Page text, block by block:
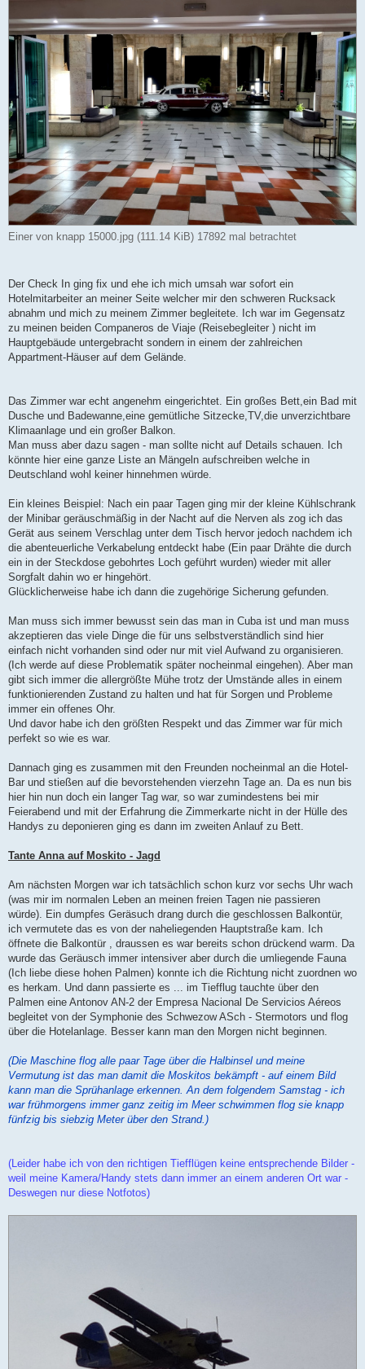
Einer von knapp 15000.jpg (111.14 KiB) 17892 mal betrachtet
Der Check In ging fix und ehe ich mich umsah war sofort ein
Hotelmitarbeiter an meiner Seite welcher mir den schweren Rucksack
abnahm und mich zu meinem Zimmer begleitete. Ich war im Gegensatz
zu meinen beiden Companeros de Viaje (Reisebegleiter ) nicht im
Hauptgebäude untergebracht sondern in einem der zahlreichen
Appartment-Häuser auf dem Gelände.
Das Zimmer war echt angenehm eingerichtet. Ein großes Bett,ein Bad mit
Dusche und Badewanne,eine gemütliche Sitzecke,TV,die unverzichtbare
Klimaanlage und ein großer Balkon.
Man muss aber dazu sagen - man sollte nicht auf Details schauen. Ich
könnte hier eine ganze Liste an Mängeln aufschreiben welche in
Deutschland wohl keiner hinnehmen würde.
Ein kleines Beispiel: Nach ein paar Tagen ging mir der kleine Kühlschrank
der Minibar geräuschmäßig in der Nacht auf die Nerven als zog ich das
Gerät aus seinem Verschlag unter dem Tisch hervor jedoch nachdem ich
die abenteuerliche Verkabelung entdeckt habe (Ein paar Drähte die durch
ein in der Steckdose gebohrtes Loch geführt wurden) wieder mit aller
Sorgfalt dahin wo er hingehört.
Glücklicherweise habe ich dann die zugehörige Sicherung gefunden.
Man muss sich immer bewusst sein das man in Cuba ist und man muss
akzeptieren das viele Dinge die für uns selbstverständlich sind hier
einfach nicht vorhanden sind oder nur mit viel Aufwand zu organisieren.
(Ich werde auf diese Problematik später nocheinmal eingehen). Aber man
gibt sich immer die allergrößte Mühe trotz der Umstände alles in einem
funktionierenden Zustand zu halten und hat für Sorgen und Probleme
immer ein offenes Ohr.
Und davor habe ich den größten Respekt und das Zimmer war für mich
perfekt so wie es war.
Dannach ging es zusammen mit den Freunden nocheinmal an die Hotel-
Bar und stießen auf die bevorstehenden vierzehn Tage an. Da es nun bis
hier hin nun doch ein langer Tag war, so war zumindestens bei mir
Feierabend und mit der Erfahrung die Zimmerkarte nicht in der Hülle des
Handys zu deponieren ging es dann im zweiten Anlauf zu Bett.
Tante Anna auf Moskito - Jagd
Am nächsten Morgen war ich tatsächlich schon kurz vor sechs Uhr wach
(was mir im normalen Leben an meinen freien Tagen nie passieren
würde). Ein dumpfes Geräsuch drang durch die geschlossen Balkontür,
ich vermutete das es von der naheliegenden Hauptstraße kam. Ich
öffnete die Balkontür , draussen es war bereits schon drückend warm. Da
wurde das Geräusch immer intensiver aber durch die umliegende Fauna
(Ich liebe diese hohen Palmen) konnte ich die Richtung nicht zuordnen wo
es herkam. Und dann passierte es ... im Tiefflug tauchte über den
Palmen eine Antonov AN-2 der Empresa Nacional De Servicios Aéreos
begleitet von der Symphonie des Schwezow ASch - Stermotors und flog
über die Hotelanlage. Besser kann man den Morgen nicht beginnen.
(Die Maschine flog alle paar Tage über die Halbinsel und meine
Vermutung ist das man damit die Moskitos bekämpft - auf einem Bild
kann man die Sprühanlage erkennen. An dem folgendem Samstag - ich
war frühmorgens immer ganz zeitig im Meer schwimmen flog sie knapp
fünfzig bis siebzig Meter über den Strand.)
(Leider habe ich von den richtigen Tiefflügen keine entsprechende Bilder -
weil meine Kamera/Handy stets dann immer an einem anderen Ort war -
Deswegen nur diese Notfotos)